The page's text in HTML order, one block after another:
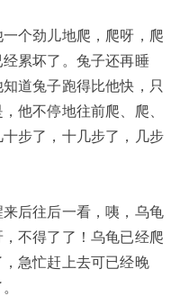
个劲儿地爬，爬呀，爬
累坏了。兔子还再睡
道兔子跑得比他快，只
他不停地往前爬、爬、
步了，十几步了，几步
后往后一看，咦，乌龟
不得了了！乌龟已经爬
急忙赶上去可已经晚